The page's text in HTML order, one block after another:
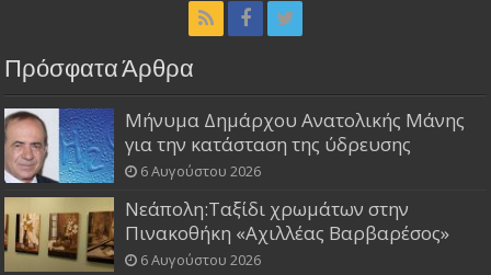
Πρόσφατα Άρθρα
Μήνυμα Δημάρχου Ανατολικής Μάνης
για την κατάσταση της ύδρευσης
6 Αυγούστου 2026
Νεάπολη:Ταξίδι χρωμάτων στην
Πινακοθήκη «Αχιλλέας Βαρβαρέσος»
6 Αυγούστου 2026